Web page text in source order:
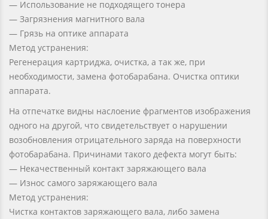
— Использование не подходящего тонера
— Загрязнения магнитного вала
— Грязь на оптике аппарата
Метод устранения:
Регенерация картриджа, очистка, а так же, при
необходимости, замена фотобарабана. Очистка оптики
аппарата.
На отпечатке видны наслоение фрагментов изображения
одного на другой, что свидетельствует о нарушении
возобновления отрицательного заряда на поверхности
фотобарабана. Причинами такого дефекта могут быть:
— Некачественный контакт заряжающего вала
— Износ самого заряжающего вала
Метод устранения:
Чистка контактов заряжающего вала, либо замена